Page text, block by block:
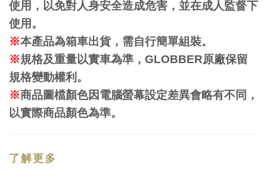
使用，以免對人身安全造成危害，並在成人監督下
使用。
※本產品為箱車出貨，需自行簡單組裝。
※規格及重量以實車為準， GLOBBER原廠保留
規格變動權利。
※商品圖檔顏色因電腦螢幕設定差異會略有不同，
以實際商品顏色為準。
了解更多